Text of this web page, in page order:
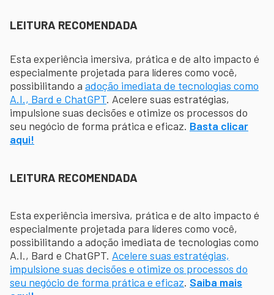
LEITURA RECOMENDADA
Esta experiência imersiva, prática e de alto impacto é
especialmente projetada para líderes como você,
possibilitando a adoção imediata de tecnologias como
A.I., Bard e ChatGPT. Acelere suas estratégias,
impulsione suas decisões e otimize os processos do
seu negócio de forma prática e eficaz. Basta clicar
aqui!
LEITURA RECOMENDADA
Esta experiência imersiva, prática e de alto impacto é
especialmente projetada para líderes como você,
possibilitando a adoção imediata de tecnologias como
A.I., Bard e ChatGPT. Acelere suas estratégias,
impulsione suas decisões e otimize os processos do
seu negócio de forma prática e eficaz. Saiba mais